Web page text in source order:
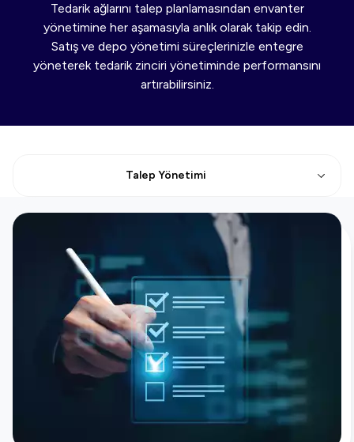
Tedarik ağlarını talep planlamasından envanter
yönetimine her aşamasıyla anlık olarak takip edin.
Satış ve depo yönetimi süreçlerinizle entegre
yöneterek tedarik zinciri yönetiminde performansını
artırabilirsiniz.
Talep Yönetimi